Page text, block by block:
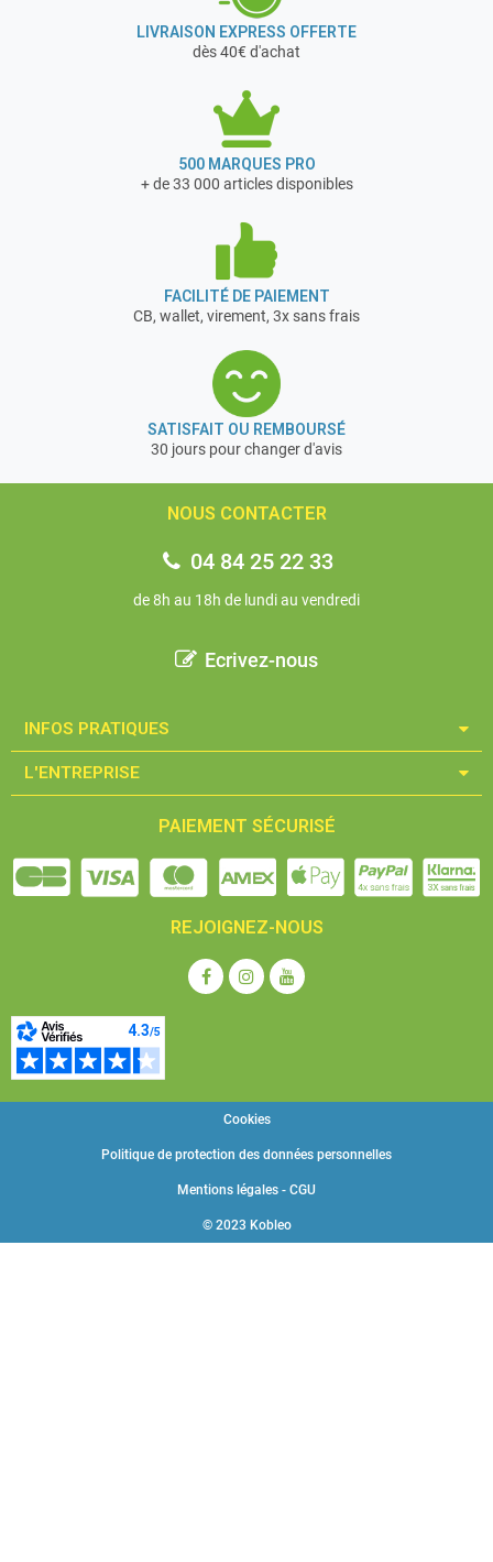
LIVRAISON EXPRESS OFFERTE
dès 40€ d'achat
500 MARQUES PRO
+ de 33 000 articles disponibles
FACILITÉ DE PAIEMENT
CB, wallet, virement, 3x sans frais
SATISFAIT OU REMBOURSÉ
30 jours pour changer d'avis
NOUS CONTACTER
04 84 25 22 33
de 8h au 18h de lundi au vendredi
Ecrivez-nous
INFOS PRATIQUES​
L'ENTREPRISE​
PAIEMENT SÉCURISÉ
REJOIGNEZ-NOUS
© 2023 Kobleo
Mentions légales - CGU
Politique de protection des données personnelles
Cookies